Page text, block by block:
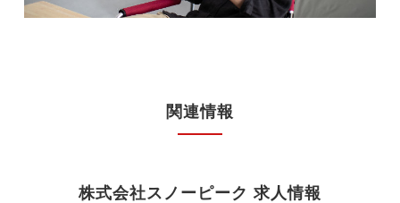
関連情報
株式会社スノーピーク 求人情報